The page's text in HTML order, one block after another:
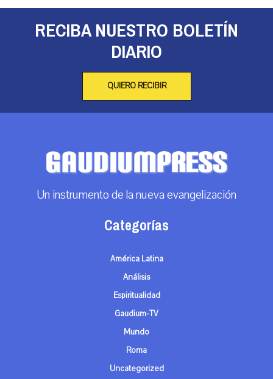
RECIBA NUESTRO BOLETÍN
DIARIO
QUIERO RECIBIR
Un instrumento de la nueva evangelización
Categorías
América Latina
Análisis
Espiritualidad
Gaudium-TV
Mundo
Roma
Uncategorized